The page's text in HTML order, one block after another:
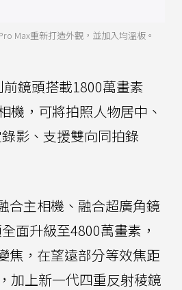
Max重新打造外觀，並加入均溫板。
鏡頭搭載1800萬畫素
機，可將拍照人物居中、
影、支援雙向同拍錄
合主相機、融合超廣角鏡
面升級至4800萬畫素，
焦，在望遠部分等效焦距
加上新一代四重反射稜鏡